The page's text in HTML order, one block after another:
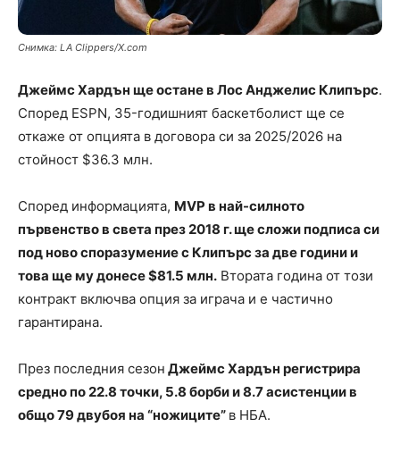
Снимка: LA Clippers/X.com
Джеймс Хардън ще остане в Лос Анджелис Клипърс.
Според ESPN, 35-годишният баскетболист ще се
откаже от опцията в договора си за 2025/2026 на
стойност $36.3 млн.
Според информацията, MVP в най-силното
първенство в света през 2018 г. ще сложи подписа си
под ново споразумение с Клипърс за две години и
това ще му донесе $81.5 млн. Втората година от този
контракт включва опция за играча и е частично
гарантирана.
През последния сезон Джеймс Хардън регистрира
средно по 22.8 точки, 5.8 борби и 8.7 асистенции в
общо 79 двубоя на “ножиците” в НБА.